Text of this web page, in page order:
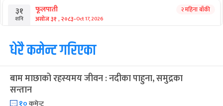
३१
शनि
फूलपाती
असोज ३१ , २०८३-Oct 17, 2026
२ महिना बाँकी
१
आइत
कार्तिक सङ्क्रान्ति
कार्तिक १, २०८३-Oct 18, 2026
३
मंगल
महानवमी २ महिना बाँकी
धेरै कमेन्ट गरिएका
बाम माछाको रहस्यमय जीवन : नदीका पाहुना, समुद्रका
सन्तान
कमेन्ट